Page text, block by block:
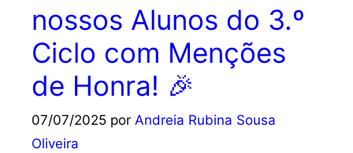
nossos Alunos do 3.º
Ciclo com Menções
de Honra! 🎉
07/07/2025 por Andreia Rubina Sousa
Oliveira